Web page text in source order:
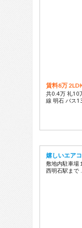
賃料8万
共0.4万 礼10
線 明石 バス
嬉しいエア
敷地内駐車場
西明石駅まで …